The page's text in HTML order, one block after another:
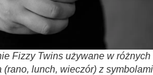
Fizzy Twins używane w różnych
(rano, lunch, wieczór) z symbolami